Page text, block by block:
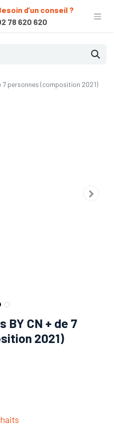
d’un conseil ?
78 620 620
7 personnes (composition 2021)
BY CN + de 7
2021)